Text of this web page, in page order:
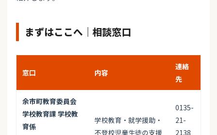
まずはここへ｜相談窓口
窓口 内容
連絡
先
余市町教育委員会
学校教育課 学校教
育係
学校教育・就学援助・
不登校児童生徒の支援
0135-
21-
2138